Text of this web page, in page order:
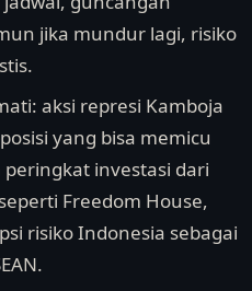
jika mundur lagi, risiko
aksi represi Kamboja
yang bisa memicu
investasi dari
Freedom House,
risiko Indonesia sebagai